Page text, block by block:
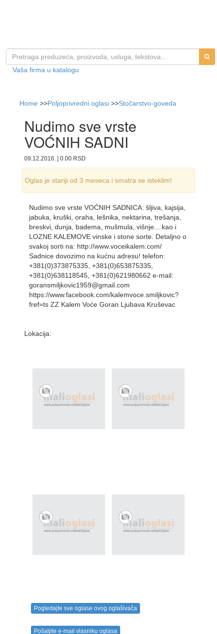
Vaša firma u katalogu
Home >>Poljoprivredni oglasi >>Stočarstvo-goveda
Nudimo sve vrste
VOĆNIH SADNI
09.12.2016. | 0.00 RSD
Oglas je stariji od 3 meseca i smatra se isteklim!
Nudimo sve vrste VOĆNIH SADNICA: šljiva, kajsija,
jabuka, kruški, oraha, lešnika, nektarina, trešanja,
breskvi, dunja, badema, mušmula, višnje... kao i
LOZNE KALEMOVE vinske i stone sorte. Detaljno o
svakoj sorti na: http://www.voceikalem.com/
Sadnice dovozimo na kućnu adresu! telefon:
+381(0)373875335, +381(0)653875335,
+381(0)638118545, +381(0)621980662 e-mail:
goransmiljkovic1959@gmail.com
https://www.facebook.com/kalemvoce.smiljkovic?
fref=ts ZZ Kalem Voće Goran Ljubava Kruševac
Lokacija:
Pogledajte sve oglase ovog oglašivača
Pošaljite e-mail vlasniku oglasa